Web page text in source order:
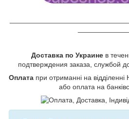
Доставка по Украине в
подтверждения заказа, службой
Оплата при отриманні на
або оплата на